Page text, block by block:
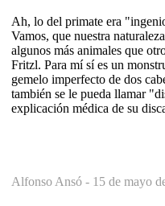
Ah, lo del primate era
Vamos, que nuestra
algunos más animales que
Fritzl. Para mí sí es un
gemelo imperfecto de dos
también se le pueda llamar
explicación médica de su
Alfonso Ansó - 15 de mayo